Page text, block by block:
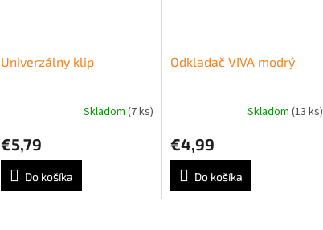
Univerzálny klip
Skladom (7 ks)
€5,79
Do košíka
Odkladač VIVA modrý
Skladom (13 ks)
€4,99
Do košíka